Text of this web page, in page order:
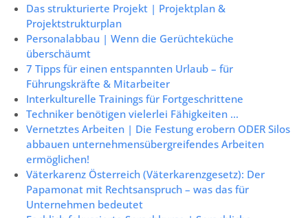
Das strukturierte Projekt | Projektplan &
Projektstrukturplan
Personalabbau | Wenn die Gerüchteküche
überschäumt
7 Tipps für einen entspannten Urlaub – für
Führungskräfte & Mitarbeiter
Interkulturelle Trainings für Fortgeschrittene
Techniker benötigen vielerlei Fähigkeiten …
Vernetztes Arbeiten | Die Festung erobern ODER Silos
abbauen unternehmensübergreifendes Arbeiten
ermöglichen!
Väterkarenz Österreich (Väterkarenzgesetz): Der
Papamonat mit Rechtsanspruch – was das für
Unternehmen bedeutet